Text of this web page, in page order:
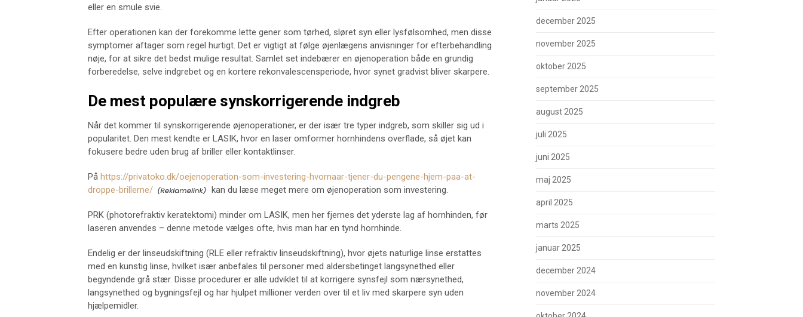
eller en smule svie.
Efter operationen kan der forekomme lette gener som tørhed, sløret syn eller lysfølsomhed, men disse
symptomer aftager som regel hurtigt. Det er vigtigt at følge øjenlægens anvisninger for efterbehandling
nøje, for at sikre det bedst mulige resultat. Samlet set indebærer en øjenoperation både en grundig
forberedelse, selve indgrebet og en kortere rekonvalescensperiode, hvor synet gradvist bliver skarpere.
De mest populære synskorrigerende indgreb
Når det kommer til synskorrigerende øjenoperationer, er der især tre typer indgreb, som skiller sig ud i
popularitet. Den mest kendte er LASIK, hvor en laser omformer hornhindens overflade, så øjet kan
fokusere bedre uden brug af briller eller kontaktlinser.
På https://privatoko.dk/oejenoperation-som-investering-hvornaar-tjener-du-pengene-hjem-paa-at-
droppe-brillerne/
kan du læse meget mere om øjenoperation som investering.
PRK (photorefraktiv keratektomi) minder om LASIK, men her fjernes det yderste lag af hornhinden, før
laseren anvendes – denne metode vælges ofte, hvis man har en tynd hornhinde.
Endelig er der linseudskiftning (RLE eller refraktiv linseudskiftning), hvor øjets naturlige linse erstattes
med en kunstig linse, hvilket især anbefales til personer med aldersbetinget langsynethed eller
begyndende grå stær. Disse procedurer er alle udviklet til at korrigere synsfejl som nærsynethed,
langsynethed og bygningsfejl og har hjulpet millioner verden over til et liv med skarpere syn uden
hjælpemidler.
december 2025
november 2025
oktober 2025
september 2025
august 2025
juli 2025
juni 2025
maj 2025
april 2025
marts 2025
januar 2025
december 2024
november 2024